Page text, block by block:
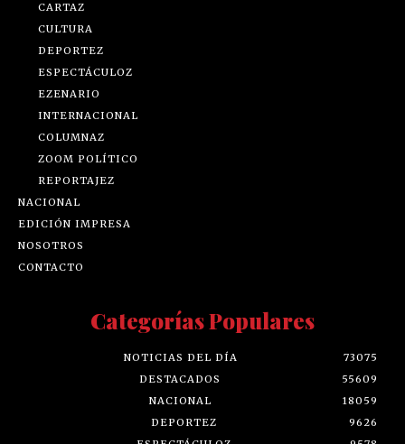
CARTAZ
CULTURA
DEPORTEZ
ESPECTÁCULOZ
EZENARIO
INTERNACIONAL
COLUMNAZ
ZOOM POLÍTICO
REPORTAJEZ
NACIONAL
EDICIÓN IMPRESA
NOSOTROS
CONTACTO
Categorías Populares
NOTICIAS DEL DÍA
73075
DESTACADOS
55609
NACIONAL
18059
DEPORTEZ
9626